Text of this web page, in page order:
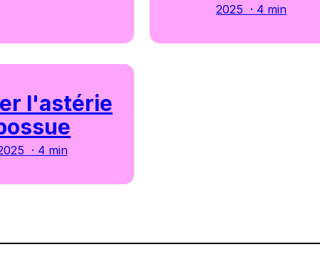
2025 · 4 min
l'astérie
· 4 min